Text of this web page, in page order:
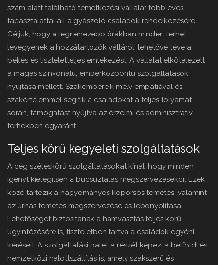
szám alatt található temetkezési vállalat több éves
tapasztalattal áll a gyászoló családok rendelkezésére.
Céljuk, hogy a legnehezebb órákban minden terhet
levegyenek a hozzátartozók válláról, lehetővé téve a
békés és tiszteletteljes emlékezést. A vállalat elkötelezett
a magas színvonalú, emberközpontú szolgáltatások
nyújtása mellett. Szakembereik mély empátiával és
szakértelemmel segítik a családokat a teljes folyamat
során, támogatást nyújtva az érzelmi és adminisztratív
terhekben egyaránt.
Teljes körű kegyeleti szolgáltatások
A cég széleskörű szolgáltatásokat kínál, hogy minden
igényt kielégítsen a búcsúztatás megszervezésekor. Ezek
közé tartozik a hagyományos koporsós temetés, valamint
az urnás temetés megszervezése és lebonyolítása.
Lehetőséget biztosítanak a hamvasztás teljes körű
ügyintézésére is, tiszteletben tartva a családok egyéni
kéréseit. A szolgáltatási paletta részét képezi a belföldi és
nemzetközi halottszállítás is, amely szakszerű és